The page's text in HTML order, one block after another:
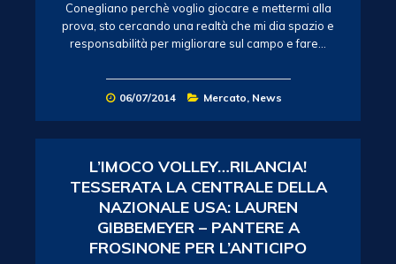
Conegliano perchè voglio giocare e mettermi alla
prova, sto cercando una realtà che mi dia spazio e
responsabilità per migliorare sul campo e fare…
06/07/2014 Mercato, News
L’IMOCO VOLLEY…RILANCIA!
TESSERATA LA CENTRALE DELLA
NAZIONALE USA: LAUREN
GIBBEMEYER – PANTERE A
FROSINONE PER L’ANTICIPO